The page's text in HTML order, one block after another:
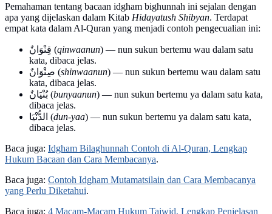
Pemahaman tentang bacaan idgham bighunnah ini sejalan dengan
apa yang dijelaskan dalam Kitab Hidayatush Shibyan. Terdapat
empat kata dalam Al-Quran yang menjadi contoh pengecualian ini:
قِنْوَانٌ (qinwaanun) — nun sukun bertemu wau dalam satu
kata, dibaca jelas.
صِنْوَانٌ (shinwaanun) — nun sukun bertemu wau dalam satu
kata, dibaca jelas.
بُنْيَانٌ (bunyaanun) — nun sukun bertemu ya dalam satu kata,
dibaca jelas.
الدُّنْيَا (dun-yaa) — nun sukun bertemu ya dalam satu kata,
dibaca jelas.
Baca juga: Idgham Bilaghunnah Contoh di Al-Quran, Lengkap
Hukum Bacaan dan Cara Membacanya.
Baca juga: Contoh Idgham Mutamatsilain dan Cara Membacanya
yang Perlu Diketahui.
Baca juga: 4 Macam-Macam Hukum Tajwid, Lengkap Penjelasan